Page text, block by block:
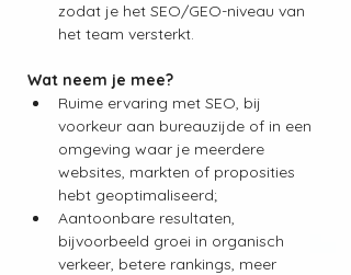
zodat je het SEO/GEO-niveau van
het team versterkt.
Wat neem je mee?
Ruime ervaring met SEO, bij
voorkeur aan bureauzijde of in een
omgeving waar je meerdere
websites, markten of proposities
hebt geoptimaliseerd;
Aantoonbare resultaten,
bijvoorbeeld groei in organisch
verkeer, betere rankings, meer